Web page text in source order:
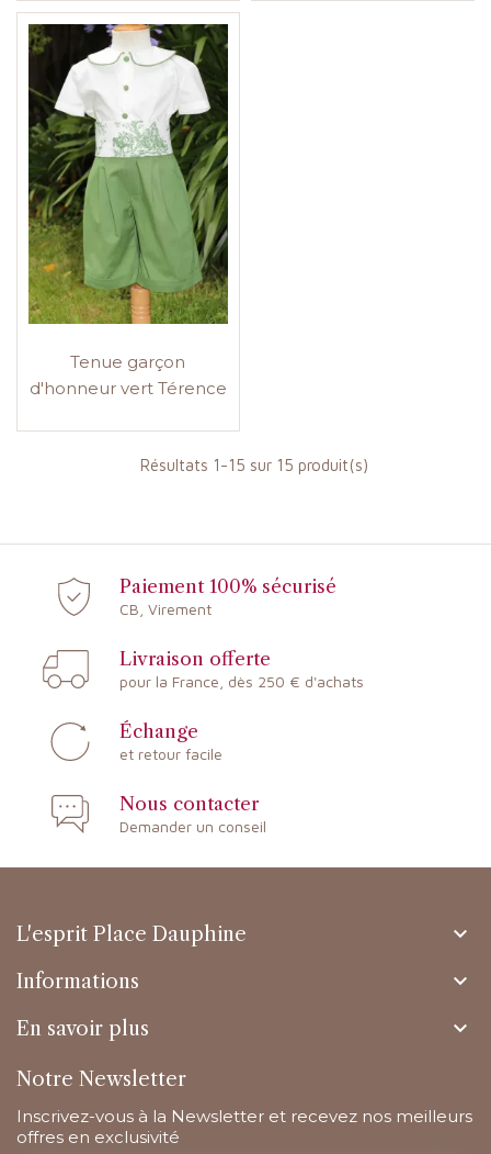
Tenue garçon
d'honneur vert Térence
Résultats 1-15 sur 15 produit(s)
Paiement 100% sécurisé
CB, Virement
Livraison offerte
pour la France, dès 250 € d'achats
Échange
et retour facile
Nous contacter
Demander un conseil
L'esprit Place Dauphine 
Informations 
En savoir plus 
Notre Newsletter
Inscrivez-vous à la Newsletter et recevez nos meilleurs
offres en exclusivité